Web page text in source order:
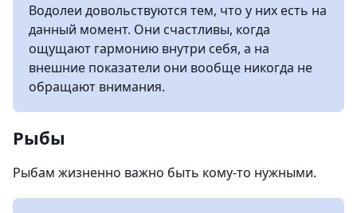
Водолеи довольствуются тем, что у них есть на
данный момент. Они счастливы, когда
ощущают гармонию внутри себя, а на
внешние показатели они вообще никогда не
обращают внимания.
Рыбы
Рыбам жизненно важно быть кому-то нужными.